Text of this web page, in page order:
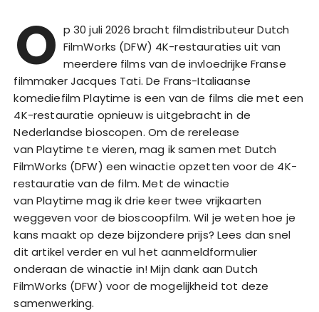
O p 30 juli 2026 bracht filmdistributeur Dutch
FilmWorks (DFW) 4K-restauraties uit van
meerdere films van de invloedrijke Franse
filmmaker Jacques Tati. De Frans-Italiaanse
komediefilm Playtime is een van de films die met een
4K-restauratie opnieuw is uitgebracht in de
Nederlandse bioscopen. Om de rerelease
van Playtime te vieren, mag ik samen met Dutch
FilmWorks (DFW) een winactie opzetten voor de 4K-
restauratie van de film. Met de winactie
van Playtime mag ik drie keer twee vrijkaarten
weggeven voor de bioscoopfilm. Wil je weten hoe je
kans maakt op deze bijzondere prijs? Lees dan snel
dit artikel verder en vul het aanmeldformulier
onderaan de winactie in! Mijn dank aan Dutch
FilmWorks (DFW) voor de mogelijkheid tot deze
samenwerking.